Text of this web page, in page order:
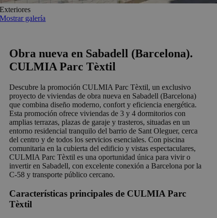
Exteriores
Mostrar galería
Obra nueva en Sabadell (Barcelona).
CULMIA Parc Tèxtil
Descubre la promoción CULMIA Parc Tèxtil, un exclusivo
proyecto de viviendas de obra nueva en Sabadell (Barcelona)
que combina diseño moderno, confort y eficiencia energética.
Esta promoción ofrece viviendas de 3 y 4 dormitorios con
amplias terrazas, plazas de garaje y trasteros, situadas en un
entorno residencial tranquilo del barrio de Sant Oleguer, cerca
del centro y de todos los servicios esenciales. Con piscina
comunitaria en la cubierta del edificio y vistas espectaculares,
CULMIA Parc Tèxtil es una oportunidad única para vivir o
invertir en Sabadell, con excelente conexión a Barcelona por la
C-58 y transporte público cercano.
Características principales de CULMIA Parc
Tèxtil